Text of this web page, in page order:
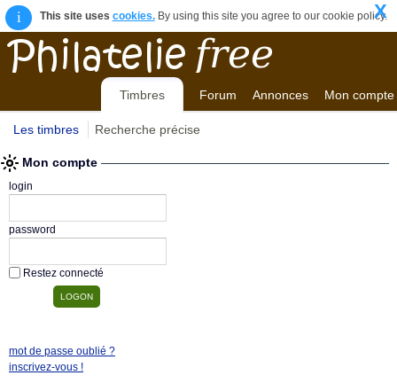
i This site uses cookies.By using this site you agree to our cookie policy.
X
Timbres Forum Annonces Mon compte
Les timbres Recherche précise
Mon compte
login
password
Restez connecté
mot de passe oublié ?
inscrivez-vous !